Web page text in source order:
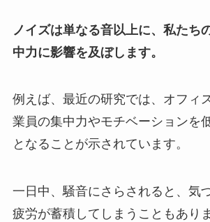
ノイズは単なる音以上に、私たち
中力に影響を及ぼします。
例えば、最近の研究では、オフィ
業員の集中力やモチベーションを
となることが示されています。
一日中、騒音にさらされると、気
疲労が蓄積してしまうこともあり